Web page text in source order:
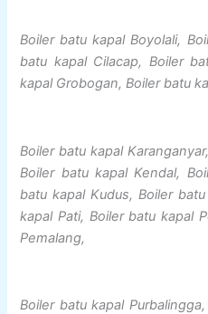
Boiler batu kapal Boyolali,
batu kapal Cilacap, Boiler
kapal Grobogan, Boiler batu
Boiler batu kapal
Boiler batu kapal Kendal,
batu kapal Kudus, Boiler
kapal Pati, Boiler batu kapal
Pemalang,
Boiler batu kapal